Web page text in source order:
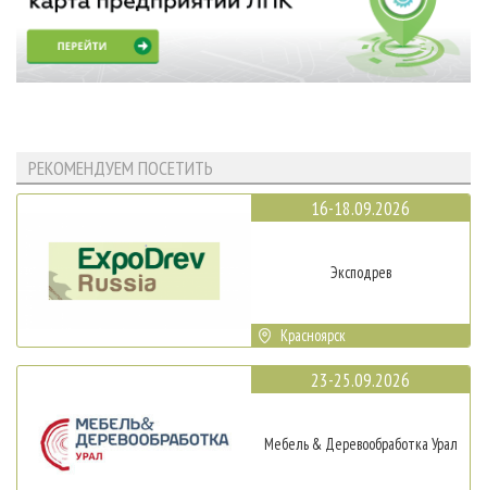
РЕКОМЕНДУЕМ ПОСЕТИТЬ
16-18.09.2026
Эксподрев
Красноярск
23-25.09.2026
Мебель & Деревообработка Урал